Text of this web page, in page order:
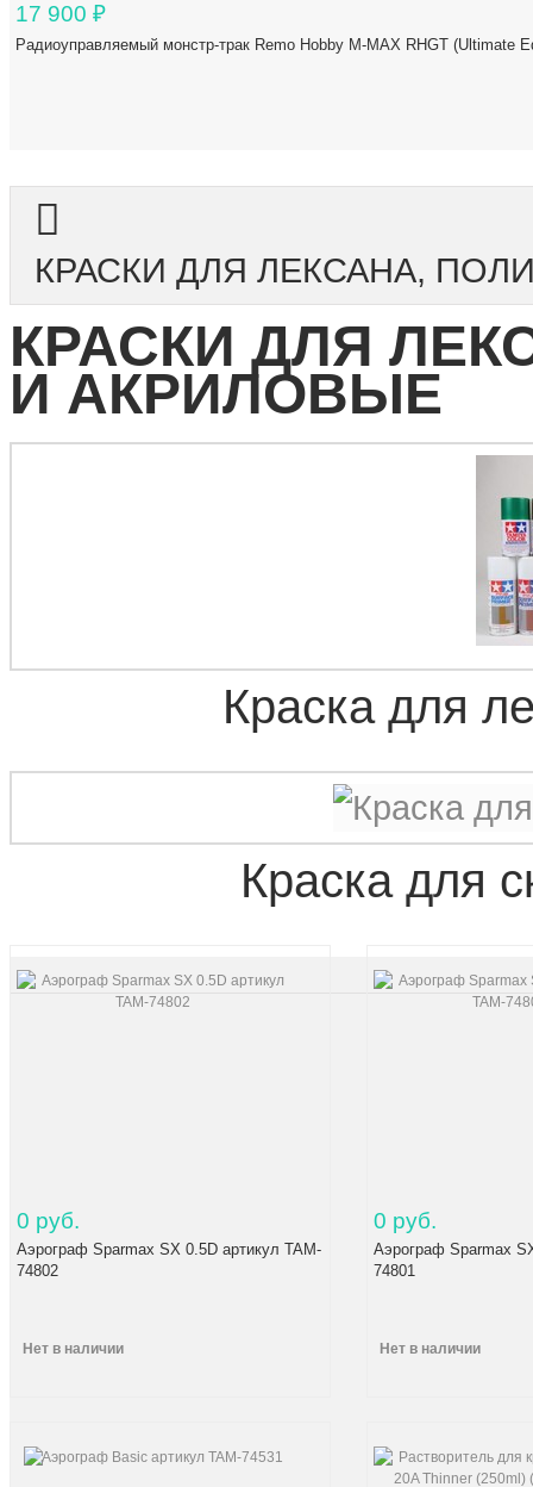
17 900 ₽
Радиоуправляемый монстр-трак Remo Hobby M-MAX RHGT (Ultimate
КРАСКИ ДЛЯ ЛЕКСАНА,
КРАСКИ ДЛЯ
И АКРИЛОВЫЕ
Краска для
Краска для
0 руб.
Аэрограф Sparmax SX 0.5D артикул TAM-
74802
Нет в наличии
0 руб.
Аэрограф Sparmax
74801
Нет в наличии